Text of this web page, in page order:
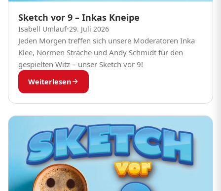
Sketch vor 9 – Inkas Kneipe
Isabell Umlauf•29. Juli 2026
Jeden Morgen treffen sich unsere Moderatoren Inka
Klee, Normen Sträche und Andy Schmidt für den
gespielten Witz – unser Sketch vor 9!
Weiterlesen